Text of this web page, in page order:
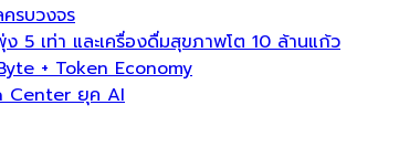
รบวงจร
5 เท่า และเครื่องดื่มสุขภาพโต 10 ล้านแก้ว
+ Token Economy
Center ยุค AI